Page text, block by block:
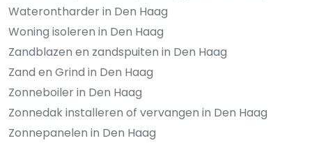
Waterontharder in Den Haag
Woning isoleren in Den Haag
Zandblazen en zandspuiten in Den Haag
Zand en Grind in Den Haag
Zonneboiler in Den Haag
Zonnedak installeren of vervangen in Den Haag
Zonnepanelen in Den Haag